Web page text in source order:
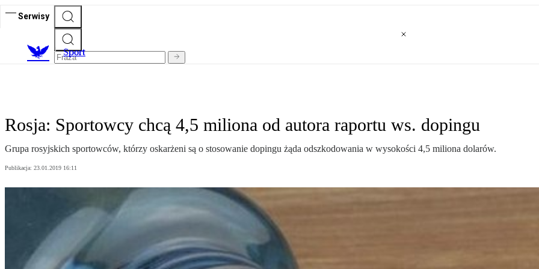
Serwisy
Sport
Rosja: Sportowcy chcą 4,5 miliona od autora raportu ws. dopingu
Grupa rosyjskich sportowców, którzy oskarżeni są o stosowanie dopingu żąda odszkodowania w wysokości 4,5 miliona dolarów.
Publikacja: 23.01.2019 16:11